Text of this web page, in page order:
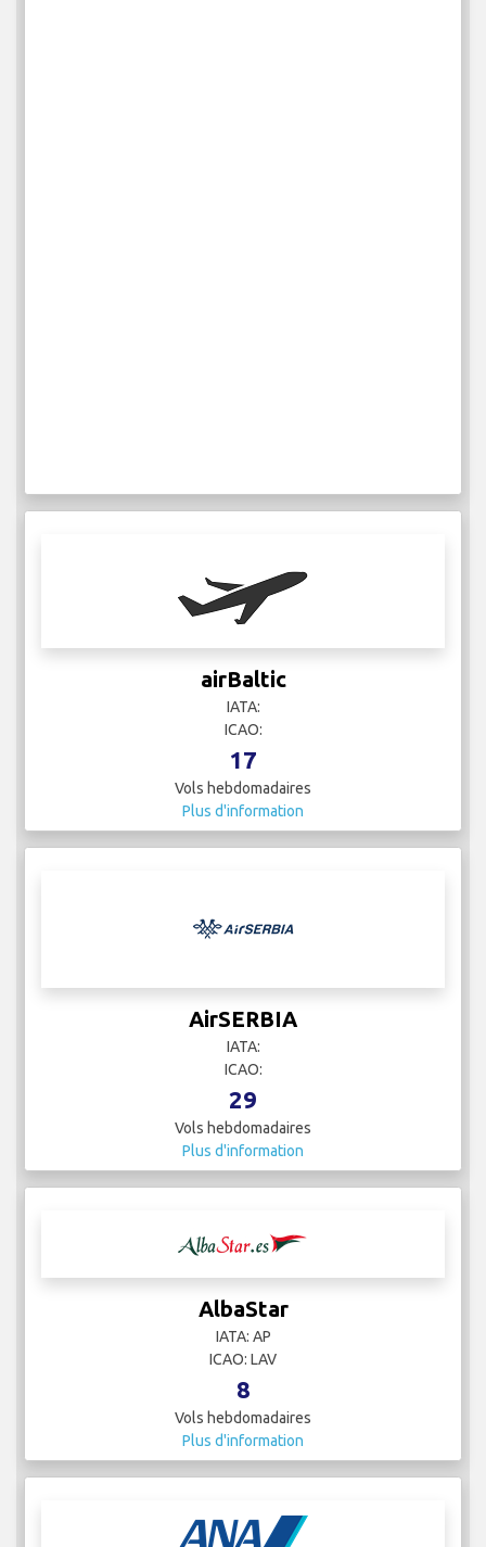
airBaltic
IATA:
ICAO:
17
Vols hebdomadaires
Plus d'information
AirSERBIA
IATA:
ICAO:
29
Vols hebdomadaires
Plus d'information
AlbaStar
IATA: AP
ICAO: LAV
8
Vols hebdomadaires
Plus d'information